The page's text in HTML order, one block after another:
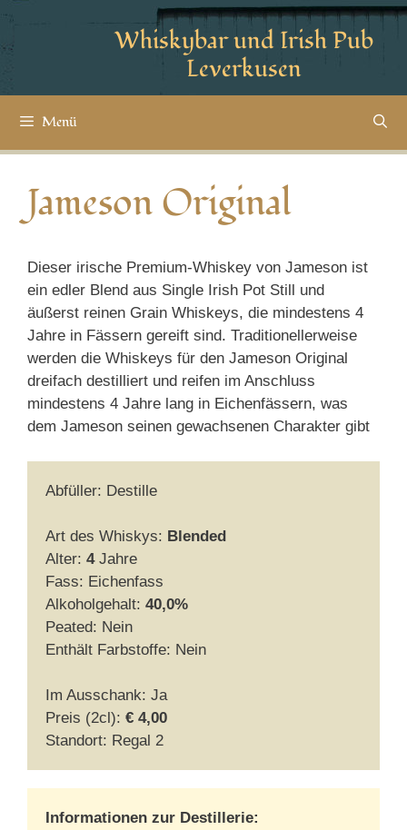
Whiskybar und Irish Pub
Leverkusen
Menü
Jameson Original
Dieser irische Premium-Whiskey von Jameson ist
ein edler Blend aus Single Irish Pot Still und
äußerst reinen Grain Whiskeys, die mindestens 4
Jahre in Fässern gereift sind. Traditionellerweise
werden die Whiskeys für den Jameson Original
dreifach destilliert und reifen im Anschluss
mindestens 4 Jahre lang in Eichenfässern, was
dem Jameson seinen gewachsenen Charakter gibt
Abfüller: Destille
Art des Whiskys: Blended
Alter: 4Jahre
Fass: Eichenfass
Alkoholgehalt: 40,0%
Peated: Nein
Enthält Farbstoffe: Nein
Im Ausschank: Ja
Preis (2cl): € 4,00
Standort: Regal 2
Informationen zur Destillerie: